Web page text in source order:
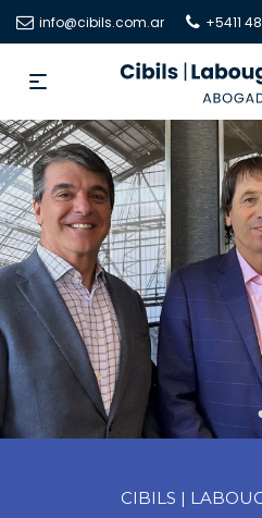
info@cibils.com.ar +5411
CIBILS |